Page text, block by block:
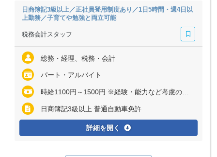
日商簿記3級以上／正社員登用制度あり／1日5時間・週4日以
上勤務／子育てや勉強と両立可能
税務会計スタッフ
総務・経理、税務・会計
パート・アルバイト
時給1100円～1500円 ※経験・能力など考慮の上、決定いたします ※残業代は全額支給
日商簿記3級以上 普通自動車免許
詳細を開く